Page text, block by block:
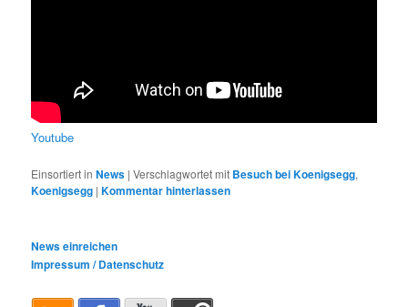
Youtube
Einsortiert in News |Verschlagwortet mit Besuch bei Koenigsegg,
Koenigsegg |Kommentar hinterlassen
News einreichen
Impressum / Datenschutz